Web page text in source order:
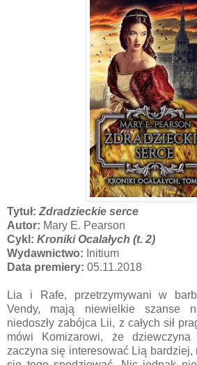
Tytuł: Zdradzieckie serce
Autor: Mary E. Pearson
Cykl: Kroniki Ocalałych (t. 2)
Wydawnictwo: Initium
Data premiery: 05.11.2018
Lia i Rafe, przetrzymywani w
Vendy, mają niewielkie szanse
niedoszły zabójca Lii, z całych sił
mówi Komizarowi, że
zaczyna się interesować Lią bardziej,